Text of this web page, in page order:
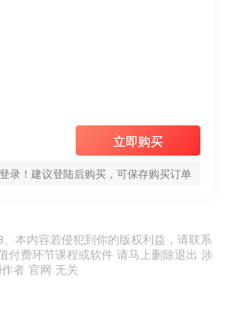
立即购买
录！建议登陆后购买，可保存购买订单
本内容若侵犯到你的版权利益，请联系
付费环节课程或软件 请马上删除退出 涉
者 官网 无关